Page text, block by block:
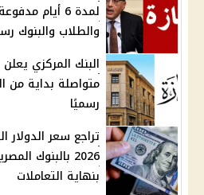
لمدة 6 أيام
والطلاب والبنوك
رسميًا
2026 بالبنوك
بنهاية التعاملات